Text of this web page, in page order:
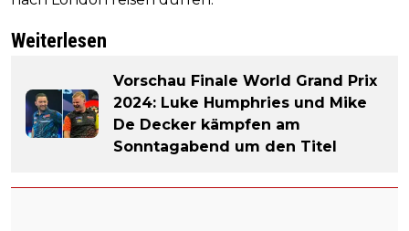
Weiterlesen
Vorschau Finale World Grand Prix
2024: Luke Humphries und Mike
De Decker kämpfen am
Sonntagabend um den Titel